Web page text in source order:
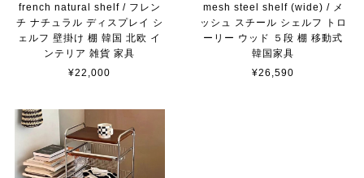
french natural shelf / フレン
チ ナチュラル ディスプレイ シ
ェルフ 壁掛け 棚 韓国 北欧 イ
ンテリア 雑貨 家具
¥22,000
mesh steel shelf (wide) / メ
ッシュ スチール シェルフ トロ
ーリー ウッド ５段 棚 移動式
韓国家具
¥26,590